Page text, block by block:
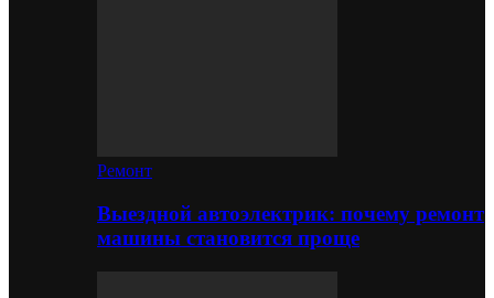
Ремонт
Выездной автоэлектрик: почему ремонт
машины становится проще